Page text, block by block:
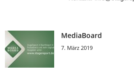
MediaBoard
7. März 2019